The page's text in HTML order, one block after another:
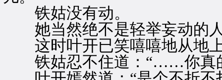
铁姑没有动。
她当然绝不是轻举妄动的
这时叶开已笑嘻嘻地从地上
铁姑忍不住道：“……你真